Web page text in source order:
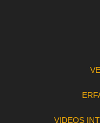
VIDEOS